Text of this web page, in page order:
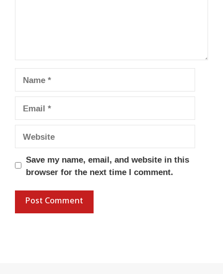
Name
Email
Website
Save my name, email, and website in this
browser for the next time I comment.